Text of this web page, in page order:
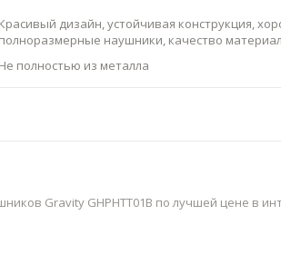
Красивый дизайн, устойчивая конструкция,
полноразмерные наушники, качество
Не полностью из металла
Gravity GHPHTT01B по лучшей цене в